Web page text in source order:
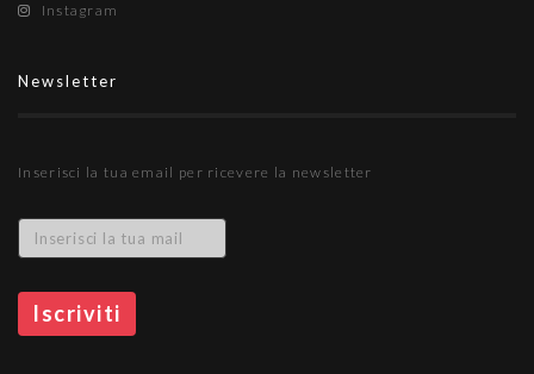
Instagram
Newsletter
Inserisci la tua email per ricevere la newsletter